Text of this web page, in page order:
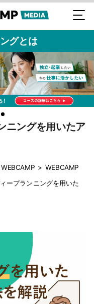
グとは
ニングを用いたア
> WEBCAMP
ープランニングを用いた